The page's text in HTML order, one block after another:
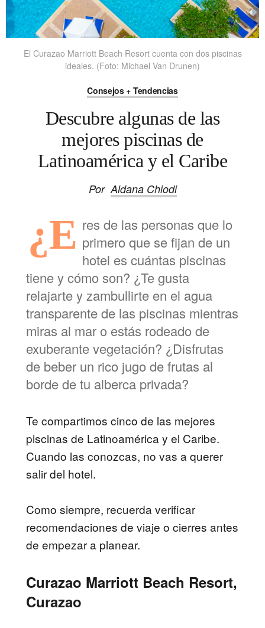
El Curazao Marriott Beach Resort cuenta con dos piscinas
ideales. (Foto: Michael Van Drunen)
Consejos + Tendencias
Descubre algunas de las
mejores piscinas de
Latinoamérica y el Caribe
PorAldana Chiodi
¿E res de las personas que lo
primero que se fijan de un
hotel es cuántas piscinas
tiene y cómo son? ¿Te gusta
relajarte y zambullirte en el agua
transparente de las piscinas mientras
miras al mar o estás rodeado de
exuberante vegetación? ¿Disfrutas
de beber un rico jugo de frutas al
borde de tu alberca privada?
Te compartimos cinco de las mejores
piscinas de Latinoamérica y el Caribe.
Cuando las conozcas, no vas a querer
salir del hotel.
Como siempre, recuerda verificar
recomendaciones de viaje o cierres antes
de empezar a planear.
Curazao Marriott Beach Resort,
Curazao